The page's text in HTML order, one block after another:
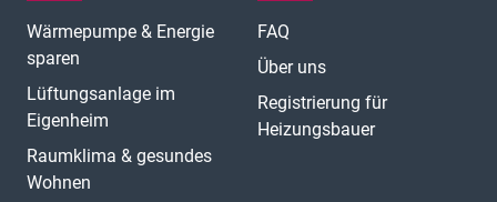
Wärmepumpe & Energie
sparen
Lüftungsanlage im
Eigenheim
Raumklima & gesundes
Wohnen
FAQ
Über uns
Registrierung für
Heizungsbauer